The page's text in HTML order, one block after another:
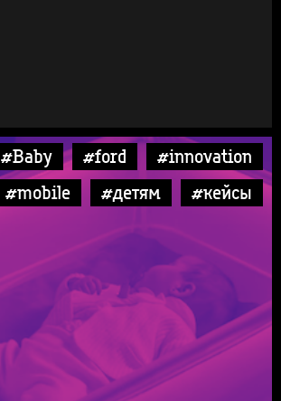
#Baby #ford
#innovation
#mobile
#детям #кейсы